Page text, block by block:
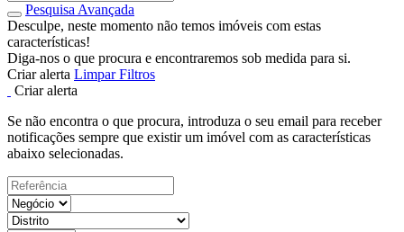
Pesquisa Avançada
Desculpe, neste momento não temos imóveis com estas
características!
Diga-nos o que procura e encontraremos sob medida para si.
Criar alerta Limpar Filtros
Criar alerta
Se não encontra o que procura, introduza o seu email para receber
notificações sempre que existir um imóvel com as características
abaixo selecionadas.